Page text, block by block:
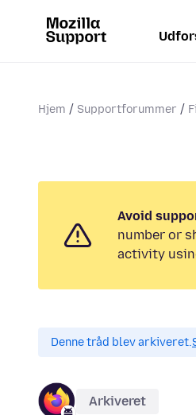
Hjem Supportforummer
Avoid
number or
activity
Denne tråd blev arkiveret.
Arkiveret